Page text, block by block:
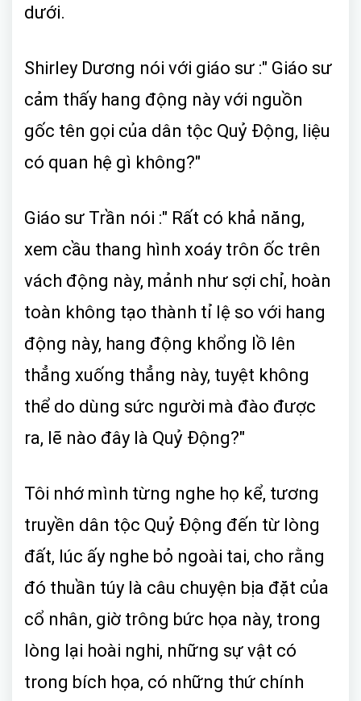
dưới.
Shirley Dương nói với giáo sư :" Giáo sư
cảm thấy hang động này với nguồn
gốc tên gọi của dân tộc Quỷ Động, liệu
có quan hệ gì không?"
Giáo sư Trần nói :" Rất có khả năng,
xem cầu thang hình xoáy trôn ốc trên
vách động này, mảnh như sợi chỉ, hoàn
toàn không tạo thành tỉ lệ so với hang
động này, hang động khổng lồ lên
thẳng xuống thẳng này, tuyệt không
thể do dùng sức người mà đào được
ra, lẽ nào đây là Quỷ Động?"
Tôi nhớ mình từng nghe họ kể, tương
truyền dân tộc Quỷ Động đến từ lòng
đất, lúc ấy nghe bỏ ngoài tai, cho rằng
đó thuần túy là câu chuyện bịa đặt của
cổ nhân, giờ trông bức họa này, trong
lòng lại hoài nghi, những sự vật có
trong bích họa, có những thứ chính